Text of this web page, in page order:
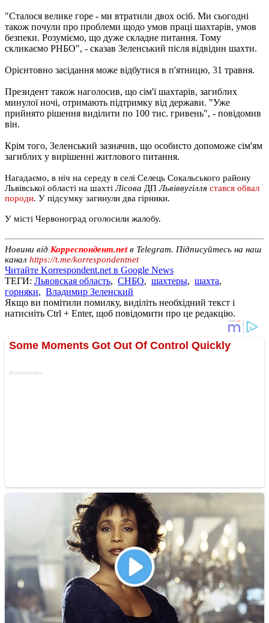
"Сталося велике горе - ми втратили двох осіб. Ми сьогодні
також почули про проблеми щодо умов праці шахтарів, умов
безпеки. Розуміємо, що дуже складне питання. Тому
скликаємо РНБО", - сказав Зеленський після відвідин шахти.
Орієнтовно засідання може відбутися в п'ятницю, 31 травня.
Президент також наголосив, що сім'ї шахтарів, загиблих
минулої ночі, отримають підтримку від держави. "Уже
прийнято рішення виділити по 100 тис. гривень", - повідомив
він.
Крім того, Зеленський зазначив, що особисто допоможе сім'ям
загиблих у вирішенні житлового питання.
Нагадаємо, в ніч на середу в селі Селець Сокальського району
Львівської області на шахтіЛісова ДПЛьвіввугілля стався обвал
породи. У підсумку загинули два гірники.
У місті Червоноград оголосили жалобу.
Новини від Корреспондент.netв Telegram. Підписуйтесь на наш
канал https://t.me/korrespondentnet
Читайте Korrespondent.net в Google News
ТЕГИ: Львовская область, СНБО, шахтеры, шахта,
горняки, Владимир Зеленский
Якщо ви помітили помилку, виділіть необхідний текст і
натисніть Ctrl + Enter, щоб повідомити про це редакцію.